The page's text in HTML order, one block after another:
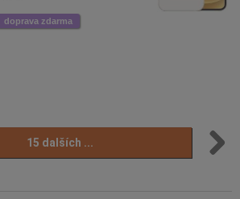
doprava zdarma
15 dalších ...